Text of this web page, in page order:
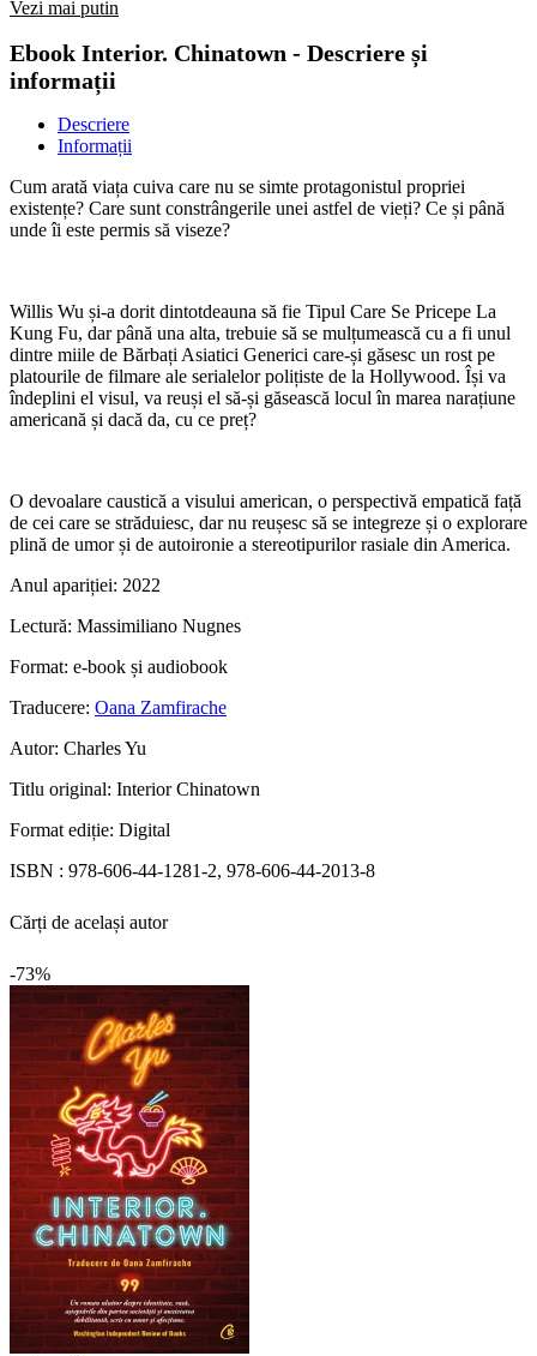
Vezi mai putin
Ebook Interior. Chinatown - Descriere și
informații
Descriere
Informații
Cum arată viața cuiva care nu se simte protagonistul propriei
existențe? Care sunt constrângerile unei astfel de vieți? Ce și până
unde îi este permis să viseze?
Willis Wu și-a dorit dintotdeauna să fie Tipul Care Se Pricepe La
Kung Fu, dar până una alta, trebuie să se mulțumească cu a fi unul
dintre miile de Bărbați Asiatici Generici care-și găsesc un rost pe
platourile de filmare ale serialelor polițiste de la Hollywood. Își va
îndeplini el visul, va reuși el să-și găsească locul în marea narațiune
americană și dacă da, cu ce preț?
O devoalare caustică a visului american, o perspectivă empatică față
de cei care se străduiesc, dar nu reușesc să se integreze și o explorare
plină de umor și de autoironie a stereotipurilor rasiale din America.
Anul apariției: 2022
Lectură: Massimiliano Nugnes
Format: e-book și audiobook
Traducere: Oana Zamfirache
Autor: Charles Yu
Titlu original: Interior Chinatown
Format ediție: Digital
ISBN : 978-606-44-1281-2, 978-606-44-2013-8
Cărți de același autor
-73%